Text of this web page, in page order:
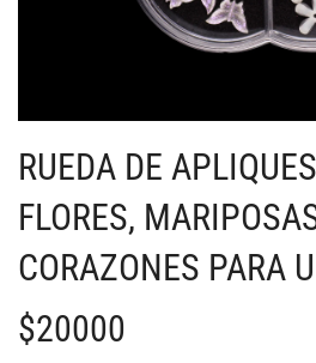
RUEDA DE
FLORES,
CORAZONES PARA
$20000